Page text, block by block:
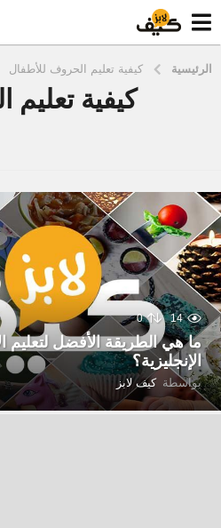
الرئيسية كيفية تعليم الحروف للأطفال
كيفية
14
0
ما هي الطريقة الأفضل لتعليم
الإنجليزية؟
بواسطة كيف لابز